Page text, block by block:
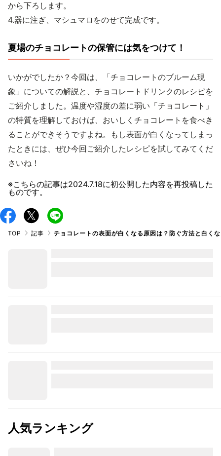
から下ろします。
4.器に注ぎ、マシュマロをのせて完成です。
夏場のチョコレートの保管には気をつけて！
いかがでしたか？今回は、「チョコレートのブルーム現
象」についての解説と、チョコレートドリンクのレシピを
ご紹介しました。温度や湿度の差に弱い「チョコレート」
の特質を理解しておけば、おいしくチョコレートを食べき
ることができそうですよね。もし表面が白くなってしまっ
たときには、ぜひ今回ご紹介したレシピを試してみてくだ
さいね！
※こちらの記事は2024.7.18に初公開した内容を再投稿した
ものです。
TOP 記事 チョコレートの表面が白くなる原因は？防ぐ方法と白く
人気ランキング